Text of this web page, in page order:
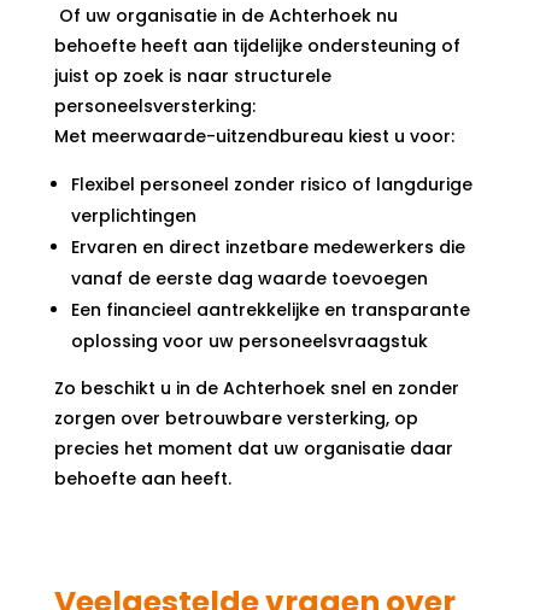
Of uw organisatie in de Achterhoek nu
behoefte heeft aan tijdelijke ondersteuning of
juist op zoek is naar structurele
personeelsversterking:
Met meerwaarde-uitzendbureau kiest u voor:
Flexibel personeel zonder risico of langdurige
verplichtingen
Ervaren en direct inzetbare medewerkers die
vanaf de eerste dag waarde toevoegen
Een financieel aantrekkelijke en transparante
oplossing voor uw personeelsvraagstuk
Zo beschikt u in de Achterhoek snel en zonder
zorgen over betrouwbare versterking, op
precies het moment dat uw organisatie daar
behoefte aan heeft.